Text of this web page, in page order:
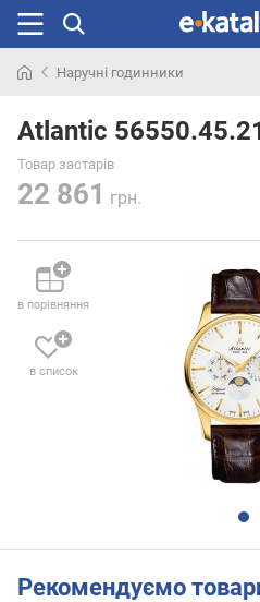
раніше
Наручні годинники
Atlantic
Товар застарів
22 861 грн.
в порівняння
в список
Рекомендуємо